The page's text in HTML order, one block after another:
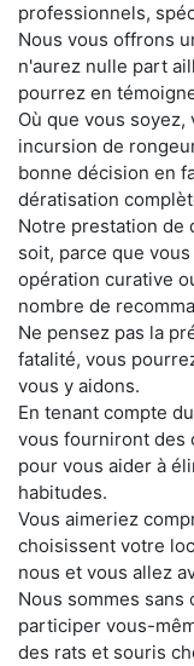
professionnels,
Nous vous offrons
n'aurez nulle part
pourrez en
Où que vous
incursion de
bonne décision en
dératisation
Notre prestation de
soit, parce que
opération curative
nombre de
Ne pensez pas la
fatalité, vous
vous y aidons.
En tenant compte
vous fourniront des
pour vous aider à
habitudes.
Vous aimeriez
choisissent votre
nous et vous allez
Nous sommes sans
participer vous-
des rats et souris